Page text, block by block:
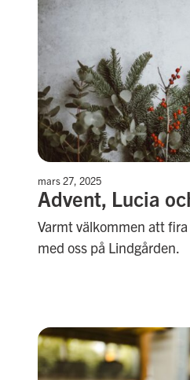
mars 27, 2025
Advent, Lucia
Varmt välkommen att
med oss på Lindgården.